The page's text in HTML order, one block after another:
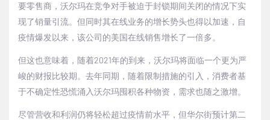
要零售商，沃尔玛在竞争对手被迫于封锁期间关闭的情况下实
现了销量引流。但同时其在线业务的增长势头也得以加速，自
疫情爆发以来，该公司的美国在线销售增长了一倍多。
但这也意味着，随着2021年的到来，沃尔玛将面临一个更为严
峻的财报比较期。去年同期，随着限制措施的引入，消费者基
于不确定性恐慌涌入沃尔玛囤积各种物资，需求也随之激增。
尽管营收和利润仍将轻松超过疫情前水平，但华尔街预计第二